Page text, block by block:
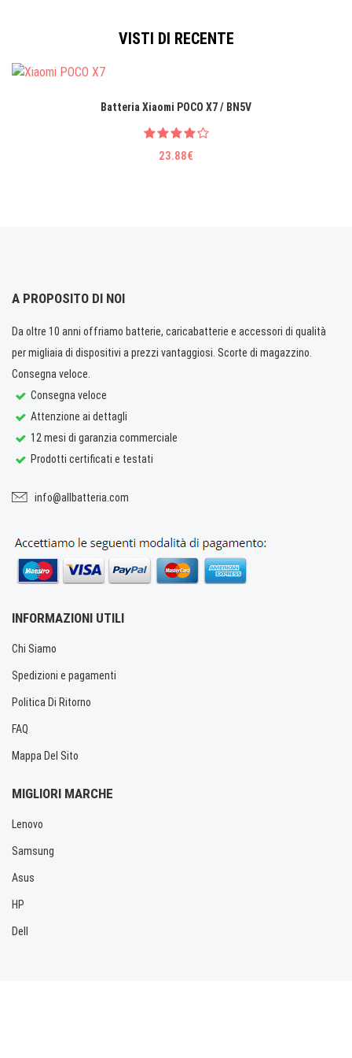
VISTI DI RECENTE
Batteria Xiaomi POCO X7 / BN5V
23.88€
A PROPOSITO DI NOI
Da oltre 10 anni offriamo batterie, caricabatterie e accessori di qualità
per migliaia di dispositivi a prezzi vantaggiosi. Scorte di magazzino.
Consegna veloce.
Consegna veloce
Attenzione ai dettagli
12 mesi di garanzia commerciale
Prodotti certificati e testati
info@allbatteria.com
INFORMAZIONI UTILI
Chi Siamo
Spedizioni e pagamenti
Politica Di Ritorno
FAQ
Mappa Del Sito
MIGLIORI MARCHE
Lenovo
Samsung
Asus
HP
Dell